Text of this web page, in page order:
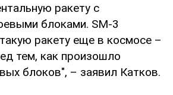
ракету с
блоками. SM-3
ракету еще в космосе –
тем, как произошло
блоков", – заявил Катков.